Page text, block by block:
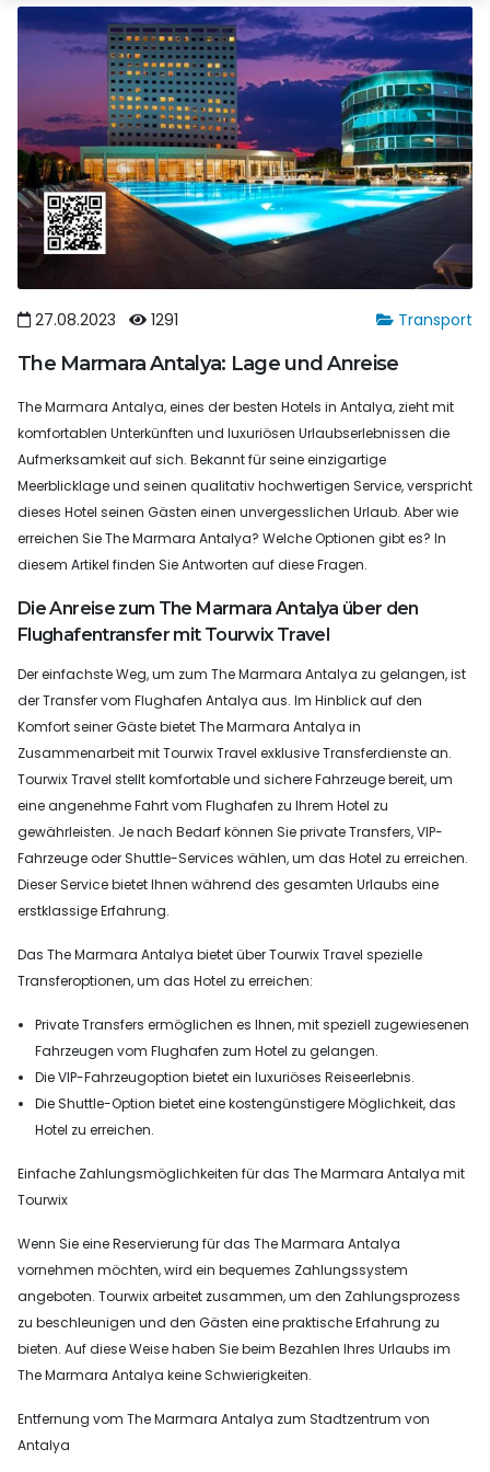
Transport
27.08.2023 1291
The Marmara Antalya: Lage und Anreise
The Marmara Antalya, eines der besten Hotels in Antalya, zieht mit
komfortablen Unterkünften und luxuriösen Urlaubserlebnissen die
Aufmerksamkeit auf sich. Bekannt für seine einzigartige
Meerblicklage und seinen qualitativ hochwertigen Service, verspricht
dieses Hotel seinen Gästen einen unvergesslichen Urlaub. Aber wie
erreichen Sie The Marmara Antalya? Welche Optionen gibt es? In
diesem Artikel finden Sie Antworten auf diese Fragen.
Die Anreise zum The Marmara Antalya über den
Flughafentransfer mit Tourwix Travel
Der einfachste Weg, um zum The Marmara Antalya zu gelangen, ist
der Transfer vom Flughafen Antalya aus. Im Hinblick auf den
Komfort seiner Gäste bietet The Marmara Antalya in
Zusammenarbeit mit Tourwix Travel exklusive Transferdienste an.
Tourwix Travel stellt komfortable und sichere Fahrzeuge bereit, um
eine angenehme Fahrt vom Flughafen zu Ihrem Hotel zu
gewährleisten. Je nach Bedarf können Sie private Transfers, VIP-
Fahrzeuge oder Shuttle-Services wählen, um das Hotel zu erreichen.
Dieser Service bietet Ihnen während des gesamten Urlaubs eine
erstklassige Erfahrung.
Das The Marmara Antalya bietet über Tourwix Travel spezielle
Transferoptionen, um das Hotel zu erreichen:
Private Transfers ermöglichen es Ihnen, mit speziell zugewiesenen
Fahrzeugen vom Flughafen zum Hotel zu gelangen.
Die VIP-Fahrzeugoption bietet ein luxuriöses Reiseerlebnis.
Die Shuttle-Option bietet eine kostengünstigere Möglichkeit, das
Hotel zu erreichen.
Einfache Zahlungsmöglichkeiten für das The Marmara Antalya mit
Tourwix
Wenn Sie eine Reservierung für das The Marmara Antalya
vornehmen möchten, wird ein bequemes Zahlungssystem
angeboten. Tourwix arbeitet zusammen, um den Zahlungsprozess
zu beschleunigen und den Gästen eine praktische Erfahrung zu
bieten. Auf diese Weise haben Sie beim Bezahlen Ihres Urlaubs im
The Marmara Antalya keine Schwierigkeiten.
Entfernung vom The Marmara Antalya zum Stadtzentrum von
Antalya